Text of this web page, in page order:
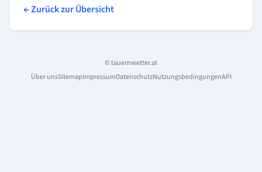
← Zurück zur Übersicht
© tauernwetter.at
Über unsSitemapImpressumDatenschutzNutzungsbedingungenAPI